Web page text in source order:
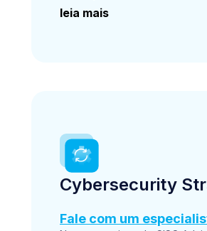
que promove melhores práticas
Cloud Security Alliance, uma
global que se dedica a fomentar
diretrizes exemplares para
segurança robusta na esfera da
computação em nuvem.
leia mais
Cybersecurity
Fale com um